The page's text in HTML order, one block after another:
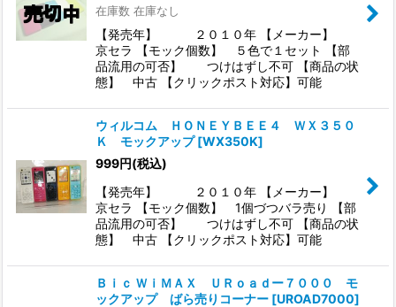
在庫数 在庫なし
【発売年】 ２０１０年 【メーカー】
京セラ 【モック個数】 ５色で１セット 【部
品流用の可否】 つけはずし不可 【商品の状
態】 中古 【クリックポスト対応】可能
ウィルコム ＨＯＮＥＹＢＥＥ４ ＷＸ３５０
Ｋ モックアップ [WX350K]
999円(税込)
【発売年】 ２０１０年 【メーカー】
京セラ 【モック個数】 1個づつバラ売り 【部
品流用の可否】 つけはずし不可 【商品の状
態】 中古 【クリックポスト対応】可能
Ｂｉｃ ＷｉＭＡＸ ＵＲｏａｄー７０００ モ
ックアップ ばら売りコーナー [UROAD7000]